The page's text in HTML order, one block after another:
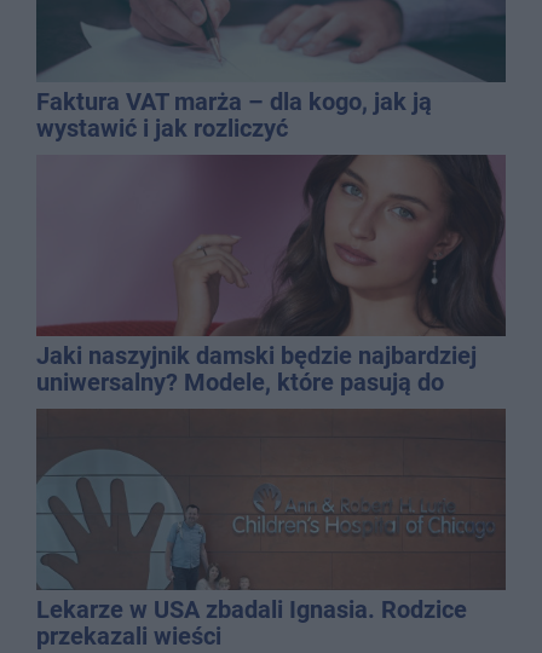
Faktura VAT marża – dla kogo, jak ją
wystawić i jak rozliczyć
Jaki naszyjnik damski będzie najbardziej
uniwersalny? Modele, które pasują do
wielu stylizacji
Lekarze w USA zbadali Ignasia. Rodzice
przekazali wieści